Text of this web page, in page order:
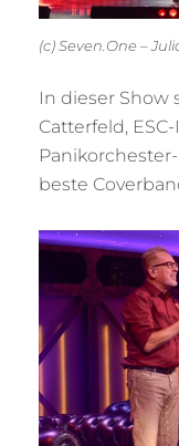
(c) Seven.One –
In dieser Show
Catterfeld,
beste